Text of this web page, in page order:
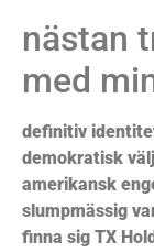
nästan
med
definitiv
demokratisk
amerikansk
slumpmässig
finna sig TX